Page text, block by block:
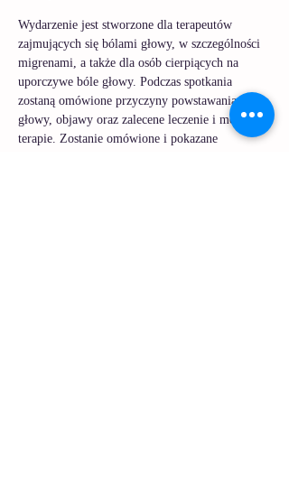
Wydarzenie jest stworzone dla terapeutów
zajmujących się bólami głowy, w szczególności
migrenami, a także dla osób cierpiących na
uporczywe bóle głowy. Podczas spotkania
zostaną omówione przyczyny powstawania bólu
głowy, objawy oraz zalecene leczenie i możliwe
terapie. Zostanie omówione i pokazane